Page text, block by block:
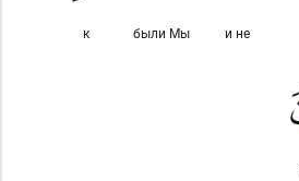
и не
были Мы
к